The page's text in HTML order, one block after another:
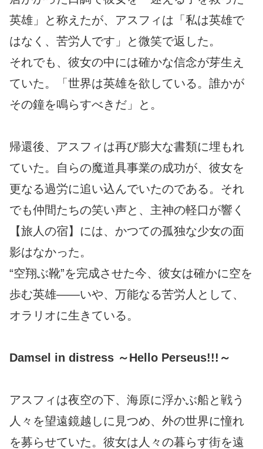
英雄」と称えたが、アスフィは「私は英雄で
はなく、苦労人です」と微笑で返した。
それでも、彼女の中には確かな信念が芽生え
ていた。「世界は英雄を欲している。誰かが
その鐘を鳴らすべきだ」と。
帰還後、アスフィは再び膨大な書類に埋もれ
ていた。自らの魔道具事業の成功が、彼女を
更なる過労に追い込んでいたのである。それ
でも仲間たちの笑い声と、主神の軽口が響く
【旅人の宿】には、かつての孤独な少女の面
影はなかった。
“空翔ぶ靴”を完成させた今、彼女は確かに空を
歩む英雄――いや、万能なる苦労人として、
オラリオに生きている。
Damsel in distress ～Hello Perseus!!!～
アスフィは夜空の下、海原に浮かぶ船と戦う
人々を望遠鏡越しに見つめ、外の世界に憧れ
を募らせていた。彼女は人々の暮らす街を遠